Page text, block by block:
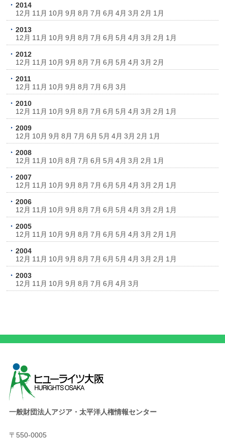
2014
12月 11月 10月 9月 8月 7月 6月 4月 3月 2月 1月
2013
12月 11月 10月 9月 8月 7月 6月 5月 4月 3月 2月 1月
2012
12月 11月 10月 9月 8月 7月 6月 5月 4月 3月 2月
2011
12月 11月 10月 9月 8月 7月 6月 3月
2010
12月 11月 10月 9月 8月 7月 6月 5月 4月 3月 2月 1月
2009
12月 10月 9月 8月 7月 6月 5月 4月 3月 2月 1月
2008
12月 11月 10月 8月 7月 6月 5月 4月 3月 2月 1月
2007
12月 11月 10月 9月 8月 7月 6月 5月 4月 3月 2月 1月
2006
12月 11月 10月 9月 8月 7月 6月 5月 4月 3月 2月 1月
2005
12月 11月 10月 9月 8月 7月 6月 5月 4月 3月 2月 1月
2004
12月 11月 10月 9月 8月 7月 6月 5月 4月 3月 2月 1月
2003
12月 11月 10月 9月 8月 7月 6月 4月 3月
一般財団法人アジア・太平洋人権情報センター
〒550-0005